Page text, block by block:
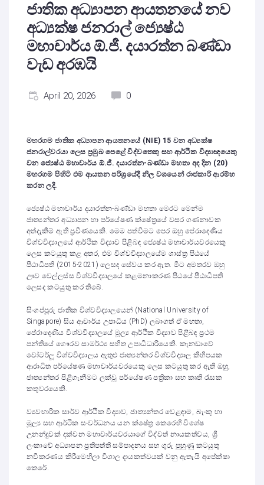
ජාතික අධ්‍යාපන ආයතනයේ නව
අධ්‍යක්ෂ ජනරාල් ජ්‍යෙෂ්ඨ
මහාචාර්ය ඕ.ජී. දයාරත්න බණ්ඩා
වැඩ අරඹයි
April 20, 2026 0
මහරගම ජාතික අධ්‍යාපන ආයතනයේ (NIE) 15 වන අධ්‍යක්ෂ
ජනරාල්වරයා ලෙස ප්‍රමුඛ පෙළේ විද්වතෙකු සහ ආර්ථික විද්‍යාඥයෙකු
වන ජ්‍යෙෂ්ඨ මහාචාර්ය ඕ.ජී. දයාරත්න-බණ්ඩා මහතා අද දින (20)
මහරගම පිහිටි එම ආයතන පරිශ්‍රයේදී නිල වශයෙන් රාජකාරි ආරම්භ
කරන ලදී.
ජ්‍යෙෂ්ඨ මහාචාර්ය දයාරත්න-බණ්ඩා මහතා මෙරට මෙන්ම
ජාත්‍යන්තර අධ්‍යාපන හා පර්යේෂණ ක්ෂේත්‍රයේ වසර ගණනාවක
අත්දැකීම් ඇති ප්‍රවීණයෙකි. මෙම පත්වීමට පෙර ඔහු පේරාදෙණිය
විශ්වවිද්‍යාලයේ ආර්ථික විද්‍යාව පිළිබඳ ජ්‍යෙෂ්ඨ මහාචාර්යවරයෙකු
ලෙස කටයුතු කළ අතර, එම විශ්වවිද්‍යාලයේම ශාස්ත්‍ර පීඨයේ
පීඨාධිපති (2015-2021) ලෙසද සේවය කර ඇත. මීට අමතරව ඔහු
ඌව වෙල්ලස්ස විශ්වවිද්‍යාලයේ කළමනාකරණ පීඨයේ පීඨාධිපති
ලෙසද කටයුතු කර තිබේ.
සිංගප්පූරු ජාතික විශ්වවිද්‍යාලයෙන් (National University of
Singapore) සිය ආචාර්ය උපාධිය (PhD) ලබාගත් ඒ මහතා,
පේරාදෙණිය විශ්වවිද්‍යාලයේ මූල්‍ය ආර්ථික විද්‍යාව පිළිබඳ ප්‍රථම
පන්තියේ ගෞරව සාමර්ථ්‍ය සහිත උපාධිධාරියෙකි. කැනඩාවේ
වෝටර්ලූ විශ්වවිද්‍යාලය ඇතුළු ජාත්‍යන්තර විශ්වවිද්‍යාල කිහිපයක
ආරාධිත පර්යේෂණ මහාචාර්යවරයෙකු ලෙස කටයුතු කර ඇති ඔහු,
ජාත්‍යන්තර පිළිගැනීමට ලක්වූ පර්යේෂණ පත්‍රිකා සහ කෘති රැසක
කතුවරයෙකි.
ව්‍යවහාරික සාර්ව ආර්ථික විද්‍යාව, ජාත්‍යන්තර වෙළඳාම, බැංකු හා
මූල්‍ය සහ ආර්ථික සංවර්ධනය යන ක්ෂේත්‍ර කෙරෙහි විශේෂ
උනන්දුවක් දක්වන මහාචාර්යවරයාගේ විද්වත් නායකත්වය, ශ්‍රී
ලංකාවේ අධ්‍යාපන ප්‍රතිපත්ති සම්පාදනය සහ ගුරු පුහුණු කටයුතු
නවීකරණය කිරීමෙහිලා විශාල දායකත්වයක් වනු ඇතැයි අපේක්ෂා
කෙරේ.